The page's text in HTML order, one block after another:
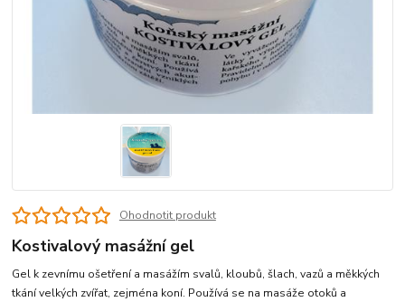
Ohodnotit produkt
Kostivalový masážní gel
Gel k zevnímu ošetření a masážím svalů, kloubů, šlach, vazů a měkkých
tkání velkých zvířat, zejména koní. Používá se na masáže otoků a